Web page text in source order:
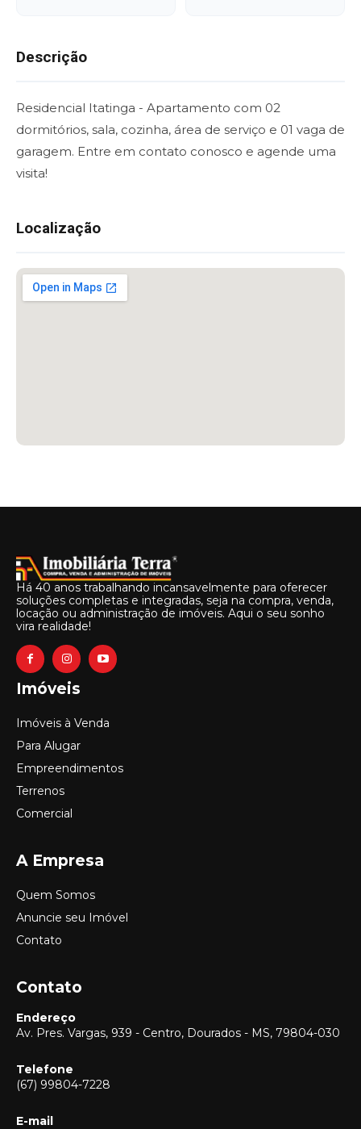
Descrição
Residencial Itatinga - Apartamento com 02
dormitórios, sala, cozinha, área de serviço e 01 vaga de
garagem. Entre em contato conosco e agende uma
visita!
Localização
Há 40 anos trabalhando incansavelmente para oferecer
soluções completas e integradas, seja na compra, venda,
locação ou administração de imóveis. Aqui o seu sonho
vira realidade!
Imóveis
Imóveis à Venda
Para Alugar
Empreendimentos
Terrenos
Comercial
A Empresa
Quem Somos
Anuncie seu Imóvel
Contato
Contato
Endereço
Av. Pres. Vargas, 939 - Centro, Dourados - MS, 79804-030
Telefone
(67) 99804-7228
E-mailVendas